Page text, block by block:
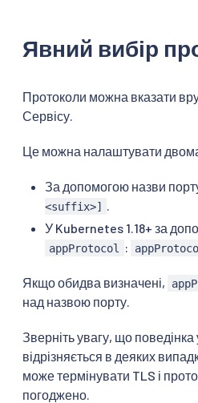
Явний вибір
Протоколи можна вказати
Сервісу.
Це можна налаштувати
За допомогою назви
<suffix>]
У Kubernetes 1.18+ за
appProtocol :
Якщо обидва визначені,
над назвою порту.
Зверніть увагу, що
відрізняється в деяких
може термінувати TLS і
погоджено.